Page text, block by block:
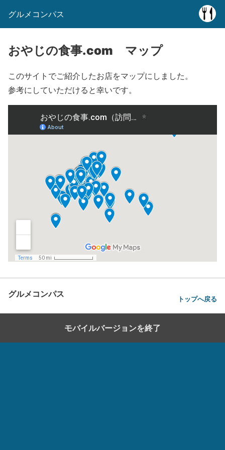
グルメコンパス
おやじの食事.com マップ
このサイトでご紹介したお店をマップにしました。
参考にしていただけると幸いです。
グルメコンパス トップへ戻る
モバイルバージョンを終了